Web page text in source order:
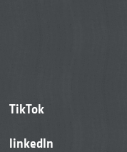
TikTok
linkedIn